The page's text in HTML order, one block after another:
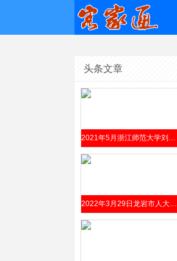
头条文章
2021年5月浙江师范大学刘乙霖硕士学位论文《浙江金华琴坛客家话研究》（指导教师曹志耘）摘要
2022年3月29日龙岩市人大常委会办公室就《龙岩市客家文化保护条例（草案）》（附全文）公开征求意见